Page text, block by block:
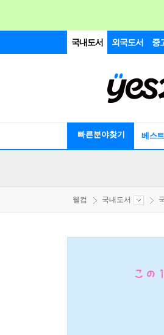
국내도서 외국도서 중
빠른분야찾기 베스트
웰컴 국내도서